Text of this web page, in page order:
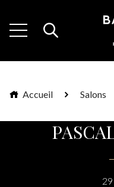
Accueil Salons